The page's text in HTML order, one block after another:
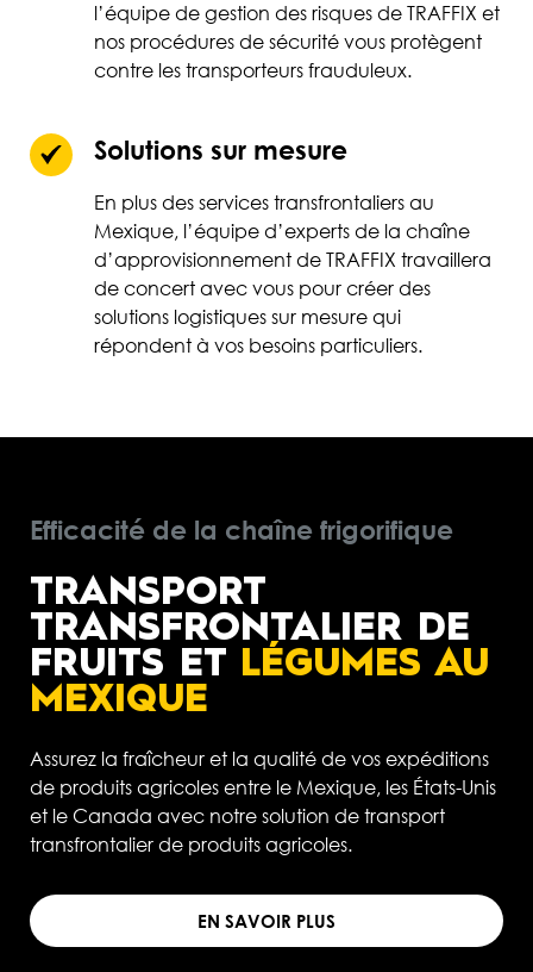
l’équipe de gestion des risques de TRAFFIX et
nos procédures de sécurité vous protègent
contre les transporteurs frauduleux.
Solutions sur mesure
En plus des services transfrontaliers au
Mexique, l’équipe d’experts de la chaîne
d’approvisionnement de TRAFFIX travaillera
de concert avec vous pour créer des
solutions logistiques sur mesure qui
répondent à vos besoins particuliers.
Efficacité de la chaîne frigorifique
TRANSPORT
TRANSFRONTALIER DE
FRUITS ET LÉGUMES AU
MEXIQUE
Assurez la fraîcheur et la qualité de vos expéditions
de produits agricoles entre le Mexique, les États-Unis
et le Canada avec notre solution de transport
transfrontalier de produits agricoles.
EN SAVOIR PLUS